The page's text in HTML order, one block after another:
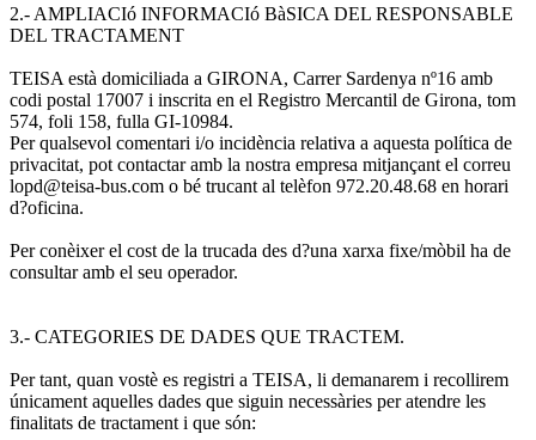
2.- AMPLIACIó INFORMACIó BàSICA DEL RESPONSABLE
DEL TRACTAMENT
TEISA està domiciliada a GIRONA, Carrer Sardenya nº16 amb
codi postal 17007 i inscrita en el Registro Mercantil de Girona, tom
574, foli 158, fulla GI-10984.
Per qualsevol comentari i/o incidència relativa a aquesta política de
privacitat, pot contactar amb la nostra empresa mitjançant el correu
lopd@teisa-bus.com o bé trucant al telèfon 972.20.48.68 en horari
d?oficina.
Per conèixer el cost de la trucada des d?una xarxa fixe/mòbil ha de
consultar amb el seu operador.
3.- CATEGORIES DE DADES QUE TRACTEM.
Per tant, quan vostè es registri a TEISA, li demanarem i recollirem
únicament aquelles dades que siguin necessàries per atendre les
finalitats de tractament i que són: